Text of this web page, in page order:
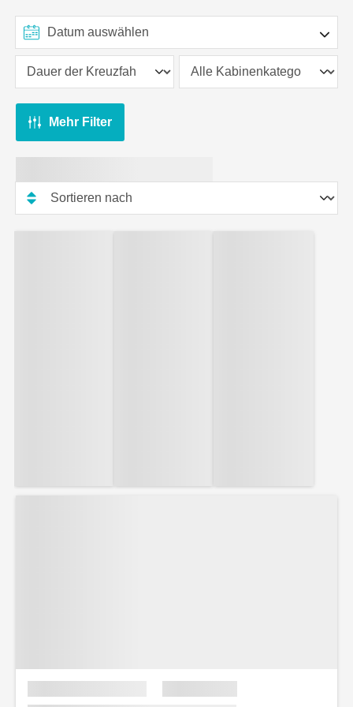
Spaziergang einen atemberaubenden Blick auf die
Küsten und die angrenzende Landschaft.
Mehr Filter